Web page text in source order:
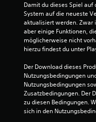
Damit du dieses Spiel auf
System auf die neueste
aktualisiert werden. Zwar
aber einige Funktionen,
möglicherweise nicht
hierzu findest du unter
Der Download dieses
Nutzungsbedingungen
Nutzungsbedingungen
Zusatzbedingungen. Der
zu diesen Bedingungen.
sich in den